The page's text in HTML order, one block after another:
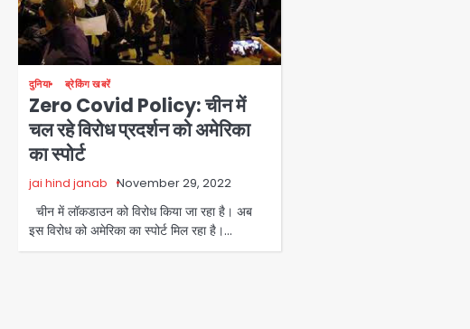
दुनिया ब्रेकिंग खबरें
Zero Covid Policy: चीन में
चल रहे विरोध प्रदर्शन को अमेरिका
का स्पोर्ट
jai hind janab November 29, 2022
चीन में लॉकडाउन को विरोध किया जा रहा है। अब
इस विरोध को अमेरिका का स्पोर्ट मिल रहा है।…